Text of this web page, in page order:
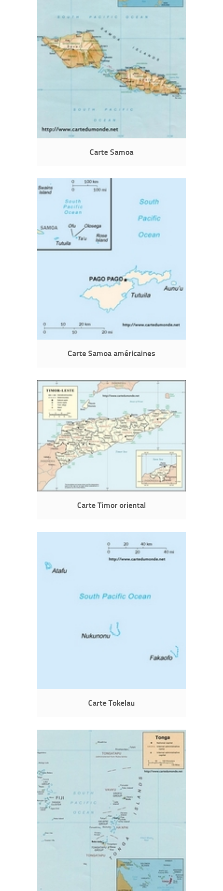
Carte Samoa
Carte Samoa américaines
Carte Timor oriental
Carte Tokelau